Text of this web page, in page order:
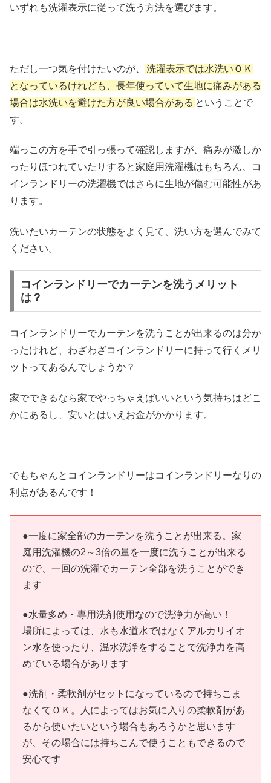
いずれも洗濯表示に従って洗う方法を選びます。
ただし一つ気を付けたいのが、
洗濯表示では水洗いＯＫ
となっているけれども、長年使っていて生地に痛みがある
場合は水洗いを避けた方が良い場合がある ということで
す。
端っこの方を手で引っ張って確認しますが、痛みが激しか
ったりほつれていたりすると家庭用洗濯機はもちろん、コ
インランドリーの洗濯機ではさらに生地が傷む可能性があ
ります。
洗いたいカーテンの状態をよく見て、洗い方を選んでみて
ください。
コインランドリーでカーテンを洗うメリット
は？
コインランドリーでカーテンを洗うことが出来るのは分か
ったけれど、わざわざコインランドリーに持って行くメリ
ットってあるんでしょうか？
家でできるなら家でやっちゃえばいいという気持ちはどこ
かにあるし、安いとはいえお金がかかります。
でもちゃんとコインランドリーはコインランドリーなりの
利点があるんです！
●一度に家全部のカーテンを洗うことが出来る。家
庭用洗濯機の2～3倍の量を一度に洗うことが出来る
ので、一回の洗濯でカーテン全部を洗うことができ
ます
●水量多め・専用洗剤使用なので洗浄力が高い！
場所によっては、水も水道水ではなくアルカリイオ
ン水を使ったり、温水洗浄をすることで洗浄力を高
めている場合があります
●洗剤・柔軟剤がセットになっているので持ちこま
なくてＯＫ。人によってはお気に入りの柔軟剤があ
るから使いたいという場合もあろうかと思います
が、その場合には持ちこんで使うこともできるので
安心です